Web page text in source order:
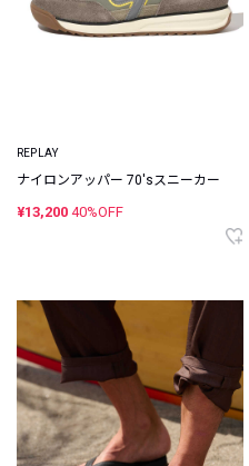
REPLAY
ナイロンアッパー 70'sスニーカー
¥13,200 40%OFF